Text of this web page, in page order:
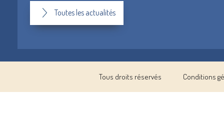
Toutes les actualités
Tous droits réservés Conditions